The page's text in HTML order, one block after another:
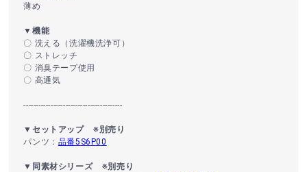
薄め
▼機能
〇 洗える（洗濯機洗浄可）
〇 ストレッチ
〇 消臭テープ使用
〇 高通気
----------------------------------------
▼セットアップ ※別売り
パンツ： 品番5S6P00
▼同素材シリーズ ※別売り